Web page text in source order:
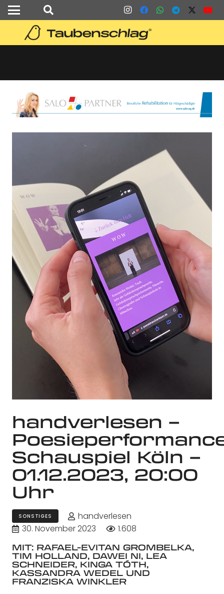
handverlesen –
Schauspiel Köln –
01.12.2023, 20:00
Uhr
SONSTIGES
handverlesen
30. November 2023
1.608
MIT: RAFAEL-EVITAN GROMBELKA,
TIM HOLLAND, DAWEI NI, LEA
SCHNEIDER, KINGA TÓTH,
KASSANDRA WEDEL UND
FRANZISKA WINKLER